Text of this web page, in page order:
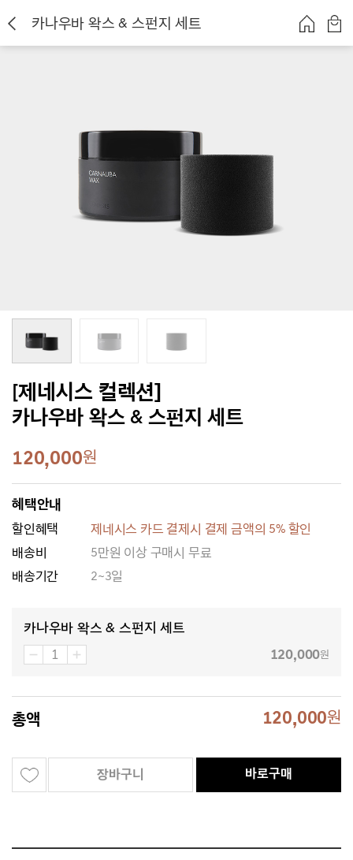
카나우바 왁스 & 스펀지 세트
[제네시스 컬렉션]
카나우바 왁스 & 스펀지 세트
120,000원
혜택안내
할인혜택
제네시스 카드 결제시 결제 금액의 5% 할인
배송비
5만원 이상 구매시 무료
배송기간
2~3일
카나우바 왁스 & 스펀지 세트
120,000원
총액 120,000원
장바구니 바로구매